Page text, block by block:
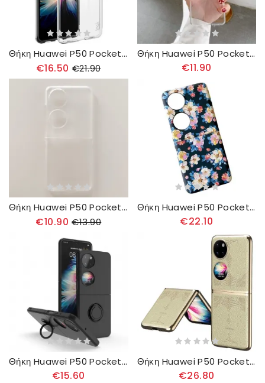
Θήκη Huawei P50 Pocket Κρύσταλλο Ιμακ
€16.50 €21.90
Θήκη Huawei P50 Pocket Διαφανές
€11.90
Θήκη Huawei P50 Pocket Ματ Φινίρισμα
€10.90 €13.90
Θήκη Huawei P50 Pocket Λουλούδια
€22.10
Θήκη Huawei P50 Pocket Σιλικόνη Με Υποστήριξη Δακτυλίου
€15.60
Θήκη Huawei P50 Pocket Retro Floral Faux Leather
€26.80